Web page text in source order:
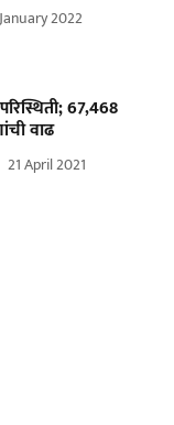
2022
67,468
वाढ
21 April 2021